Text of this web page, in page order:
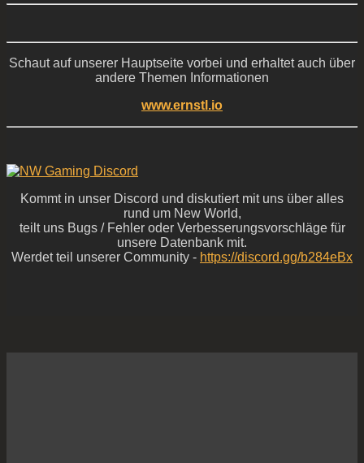
Schaut auf unserer Hauptseite vorbei und erhaltet auch über
andere Themen Informationen
www.ernstl.io
Kommt in unser Discord und diskutiert mit uns über alles
rund um New World,
teilt uns Bugs / Fehler oder Verbesserungsvorschläge für
unsere Datenbank mit.
Werdet teil unserer Community - https://discord.gg/b284eBx